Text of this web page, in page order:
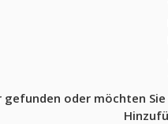
gefunden oder möchten